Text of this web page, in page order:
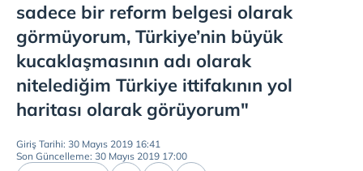
sadece bir reform belgesi olarak
görmüyorum, Türkiye’nin büyük
kucaklaşmasının adı olarak
nitelediğim Türkiye ittifakının yol
haritası olarak görüyorum"
Giriş Tarihi: 30 Mayıs 2019 16:41
Son Güncelleme: 30 Mayıs 2019 17:00